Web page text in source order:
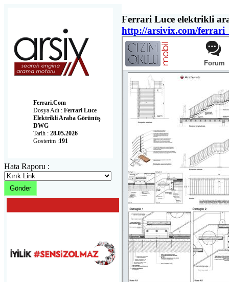
Ferrari.com
Dosya Adı : Ferrari Luce
Elektrikli Araba Görünüş
DWG
Tarih : 28.05.2026
Gosterim :191
Hata Raporu :
Ferrari Luce elektrikli
http://arsivix.com/